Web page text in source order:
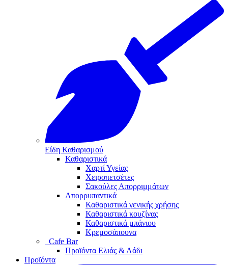
Είδη Καθαρισμού
Καθαριστικά
Χαρτί Υγείας
Χειροπετσέτες
Σακούλες Απορριμμάτων
Απορρυπαντικά
Καθαριστικά γενικής χρήσης
Καθαριστικά κουζίνας
Καθαριστικά μπάνιου
Κρεμοσάπουνα
Cafe Bar
Προϊόντα Ελιάς & Λάδι
Προϊόντα